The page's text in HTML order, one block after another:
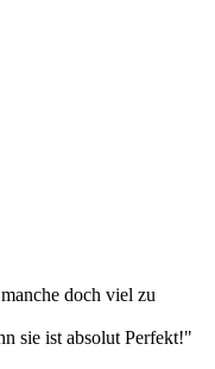
doch viel zu
sie ist absolut Perfekt!"